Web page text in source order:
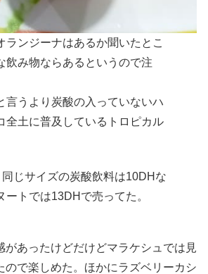
ランジーナはあるか聞いたとこ
飲み物ならあるというので注
言うより炭酸の入っていないハ
全土に普及しているトロピカル
じサイズの炭酸飲料は10DHな
ートでは13DHで売ってた。
があったけどだけどマラケシュでは見
ので楽しめた。ほかにラズベリーカシ